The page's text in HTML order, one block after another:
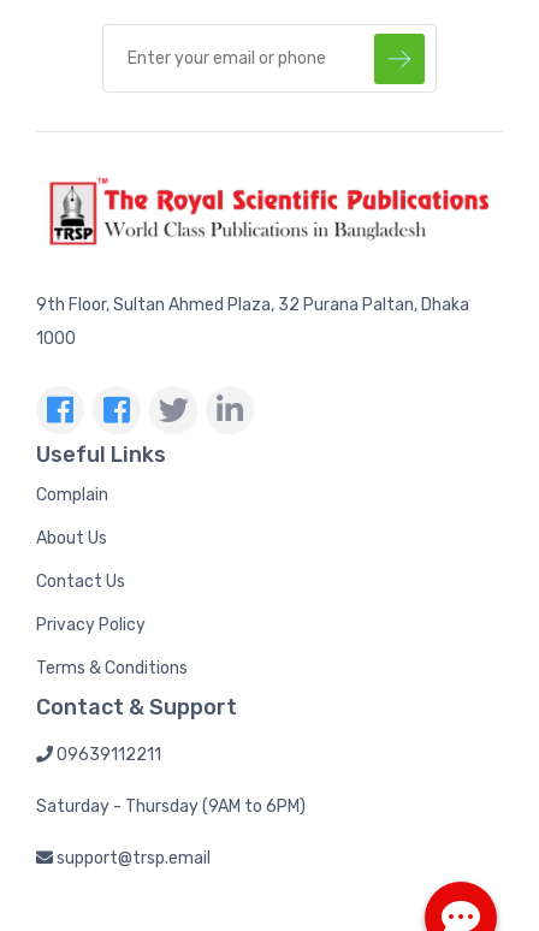
9th Floor, Sultan Ahmed Plaza, 32 Purana Paltan, Dhaka
1000
Useful Links
Complain
About Us
Contact Us
Privacy Policy
Terms & Conditions
Contact & Support
09639112211
Saturday - Thursday (9AM to 6PM)
support@trsp.email